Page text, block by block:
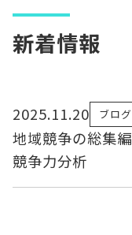
新着情報
2025.11.20 ブログ
地域競争の総集
競争力分析